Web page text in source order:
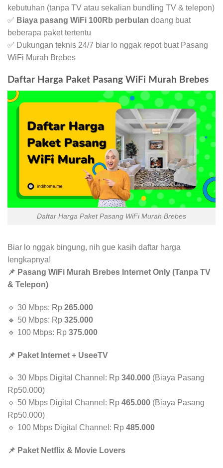
kebutuhan (tanpa TV atau sekalian bundling TV & telepon)
✅ Biaya pasang WiFi 100Rb perbulan doang buat
beberapa paket tertentu
✅ Dukungan teknis 24/7 biar lo nggak repot buat Pasang
WiFi Murah Brebes
Daftar Harga Paket Pasang WiFi Murah Brebes
Daftar Harga Paket Pasang WiFi Murah Brebes
Biar lo nggak bingung, nih gue kasih daftar harga
lengkapnya!
📌 Pasang WiFi Murah Brebes Internet Only (Tanpa TV
& Telepon)
🔹 30 Mbps: Rp 265.000
🔹 50 Mbps: Rp 325.000
🔹 100 Mbps: Rp 375.000
📌 Paket Internet + UseeTV
🔹 30 Mbps Digital Channel: Rp 340.000 (Biaya Pasang
Rp50.000)
🔹 50 Mbps Digital Channel: Rp 465.000 (Biaya Pasang
Rp50.000)
🔹 100 Mbps Digital Channel: Rp 485.000
📌 Paket Netflix & Movie Lovers